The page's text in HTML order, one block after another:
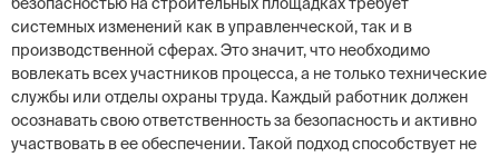
системных изменений как в управленческой, так и в
производственной сферах. Это значит, что необходимо
вовлекать всех участников процесса, а не только технические
службы или отделы охраны труда. Каждый работник должен
осознавать свою ответственность за безопасность и активно
участвовать в ее обеспечении. Такой подход способствует не